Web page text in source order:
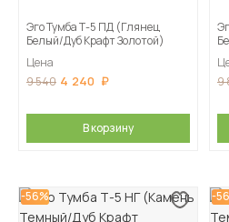
Эго Тумба Т-5 ПД (Глянец
Белый/Дуб Крафт Золотой)
Цена
9 540 4 240
В корзину
9
-56% -